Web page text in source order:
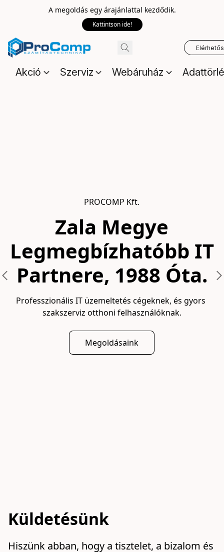
A megoldás egy árajánlattal kezdődik.
Kattintson ide!
Akció Szerviz Webáruház
PROCOMP Kft.
Zala Megye
Legmegbízhatóbb IT
Partnere, 1988 Óta.
Professzionális IT üzemeltetés cégeknek, és gyors
szakszerviz otthoni felhasználóknak.
Megoldásaink
Küldetésünk
Hiszünk abban, hogy a tisztelet, a bizalom és